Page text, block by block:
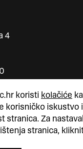
koristi kolačiće
korisničko iskustvo i
stranica. Za
stranica,
4